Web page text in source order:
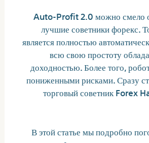
Auto-Profit 2.0 можно смело
лучшие советники форекс.
является полностью
всю свою простоту
доходностью. Более того,
пониженными рисками. Сразу
торговый советник Forex
В этой статье мы подробно